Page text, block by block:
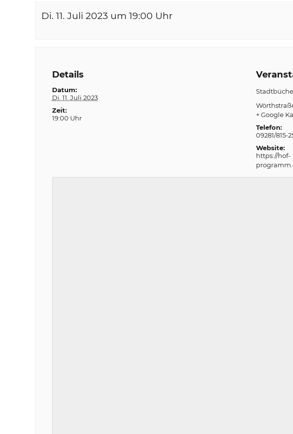
Di. 11. Juli 2023 um 19:00 Uhr
Details
Datum:
Di. 11. Juli 2023
Zeit:
19:00 Uhr
+ Google
Telefon:
09281/815-
Website:
https://hof-